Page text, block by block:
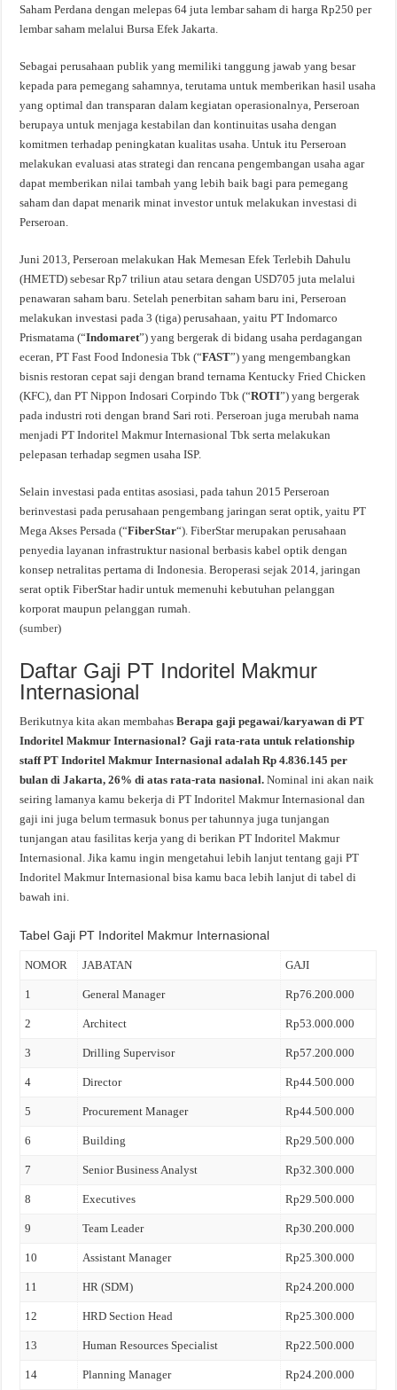
Saham Perdana dengan melepas 64 juta lembar saham di harga Rp250 per
lembar saham melalui Bursa Efek Jakarta.
Sebagai perusahaan publik yang memiliki tanggung jawab yang besar
kepada para pemegang sahamnya, terutama untuk memberikan hasil usaha
yang optimal dan transparan dalam kegiatan operasionalnya, Perseroan
berupaya untuk menjaga kestabilan dan kontinuitas usaha dengan
komitmen terhadap peningkatan kualitas usaha. Untuk itu Perseroan
melakukan evaluasi atas strategi dan rencana pengembangan usaha agar
dapat memberikan nilai tambah yang lebih baik bagi para pemegang
saham dan dapat menarik minat investor untuk melakukan investasi di
Perseroan.
Juni 2013, Perseroan melakukan Hak Memesan Efek Terlebih Dahulu
(HMETD) sebesar Rp7 triliun atau setara dengan USD705 juta melalui
penawaran saham baru. Setelah penerbitan saham baru ini, Perseroan
melakukan investasi pada 3 (tiga) perusahaan, yaitu PT Indomarco
Prismatama (“Indomaret”) yang bergerak di bidang usaha perdagangan
eceran, PT Fast Food Indonesia Tbk (“FAST”) yang mengembangkan
bisnis restoran cepat saji dengan brand ternama Kentucky Fried Chicken
(KFC), dan PT Nippon Indosari Corpindo Tbk (“ROTI”) yang bergerak
pada industri roti dengan brand Sari roti. Perseroan juga merubah nama
menjadi PT Indoritel Makmur Internasional Tbk serta melakukan
pelepasan terhadap segmen usaha ISP.
Selain investasi pada entitas asosiasi, pada tahun 2015 Perseroan
berinvestasi pada perusahaan pengembang jaringan serat optik, yaitu PT
Mega Akses Persada (“FiberStar“). FiberStar merupakan perusahaan
penyedia layanan infrastruktur nasional berbasis kabel optik dengan
konsep netralitas pertama di Indonesia. Beroperasi sejak 2014, jaringan
serat optik FiberStar hadir untuk memenuhi kebutuhan pelanggan
korporat maupun pelanggan rumah.
(sumber)
Daftar Gaji PT Indoritel Makmur
Internasional
Berikutnya kita akan membahasBerapa gaji pegawai/karyawan di PT
Indoritel Makmur Internasional? Gaji rata-rata untuk relationship
staff PT Indoritel Makmur Internasional adalah Rp 4.836.145 per
bulan di Jakarta, 26% di atas rata-rata nasional.Nominal ini akan naik
seiring lamanya kamu bekerja di PT Indoritel Makmur Internasional dan
gaji ini juga belum termasuk bonus per tahunnya juga tunjangan
tunjangan atau fasilitas kerja yang di berikan PT Indoritel Makmur
Internasional. Jika kamu ingin mengetahui lebih lanjut tentang gaji PT
Indoritel Makmur Internasional bisa kamu baca lebih lanjut di tabel di
bawah ini.
Tabel Gaji PT Indoritel Makmur Internasional
NOMOR JABATAN GAJI
1 General Manager Rp76.200.000
2 Architect Rp53.000.000
3 Drilling Supervisor Rp57.200.000
4 Director Rp44.500.000
5 Procurement Manager Rp44.500.000
6 Building Rp29.500.000
7 Senior Business Analyst Rp32.300.000
8 Executives Rp29.500.000
9 Team Leader Rp30.200.000
10 Assistant Manager Rp25.300.000
11 HR (SDM) Rp24.200.000
12 HRD Section Head Rp25.300.000
13 Human Resources Specialist Rp22.500.000
14 Planning Manager Rp24.200.000